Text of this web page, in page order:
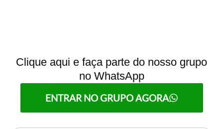
Clique aqui e faça parte do nosso grupo
no WhatsApp
ENTRAR NO GRUPO AGORA